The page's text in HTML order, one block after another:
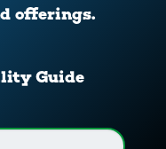
offerings.
Guide